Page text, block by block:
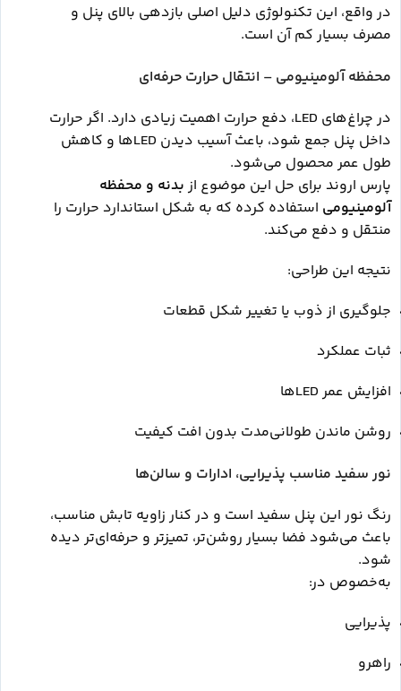
در واقع، این تکنولوژی دلیل اصلی بازدهی بالای پنل و
مصرف بسیار کم آن است.
محفظه آلومینیومی – انتقال حرارت حرفه‌ای
در چراغ‌های LED، دفع حرارت اهمیت زیادی دارد. اگر حرارت
داخل پنل جمع شود، باعث آسیب دیدن LEDها و کاهش
طول عمر محصول می‌شود.
پارس اروند برای حل این موضوع از بدنه و محفظه
آلومینیومی استفاده کرده که به شکل استاندارد حرارت را
منتقل و دفع می‌کند.
نتیجه این طراحی:
جلوگیری از ذوب یا تغییر شکل قطعات
ثبات عملکرد
افزایش عمر LEDها
روشن ماندن طولانی‌مدت بدون افت کیفیت
نور سفید مناسب پذیرایی، ادارات و سالن‌ها
رنگ نور این پنل سفید است و در کنار زاویه تابش مناسب،
باعث می‌شود فضا بسیار روشن‌تر، تمیزتر و حرفه‌ای‌تر دیده
شود.
به‌خصوص در:
پذیرایی
راهرو